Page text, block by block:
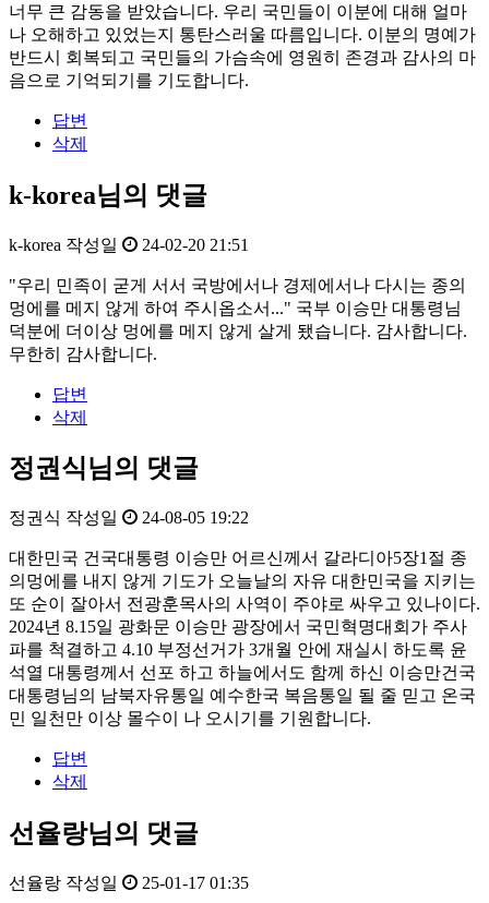
너무 큰 감동을 받았습니다. 우리 국민들이 이분에 대해 얼마
나 오해하고 있었는지 통탄스러울 따름입니다. 이분의 명예가
반드시 회복되고 국민들의 가슴속에 영원히 존경과 감사의 마
음으로 기억되기를 기도합니다.
답변
삭제
k-korea님의 댓글
k-korea 작성일 24-02-20 21:51
"우리 민족이 굳게 서서 국방에서나 경제에서나 다시는 종의
멍에를 메지 않게 하여 주시옵소서..." 국부 이승만 대통령님
덕분에 더이상 멍에를 메지 않게 살게 됐습니다. 감사합니다.
무한히 감사합니다.
답변
삭제
정권식님의 댓글
정권식 작성일 24-08-05 19:22
대한민국 건국대통령 이승만 어르신께서 갈라디아5장1절 종
의멍에를 내지 않게 기도가 오늘날의 자유 대한민국을 지키는
또 순이 잘아서 전광훈목사의 사역이 주야로 싸우고 있나이다.
2024년 8.15일 광화문 이승만 광장에서 국민혁명대회가 주사
파를 척결하고 4.10 부정선거가 3개월 안에 재실시 하도록 윤
석열 대통령께서 선포 하고 하늘에서도 함께 하신 이승만건국
대통령님의 남북자유통일 예수한국 복음통일 될 줄 믿고 온국
민 일천만 이상 몰수이 나 오시기를 기원합니다.
답변
삭제
선율랑님의 댓글
선율랑 작성일 25-01-17 01:35